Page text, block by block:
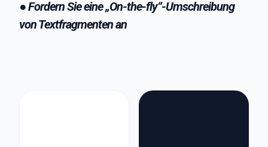
● Fordern Sie eine „On-the-fly“-Umschreibung
von Textfragmenten an